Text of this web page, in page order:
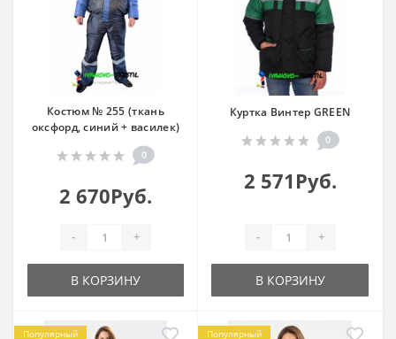
Костюм № 255 (ткань
оксфорд, синий + василек)
0
2 670Руб.
- +
В КОРЗИНУ
Куртка Винтер GREEN
0
2 571Руб.
- +
В КОРЗИНУ
Популярный Популярный